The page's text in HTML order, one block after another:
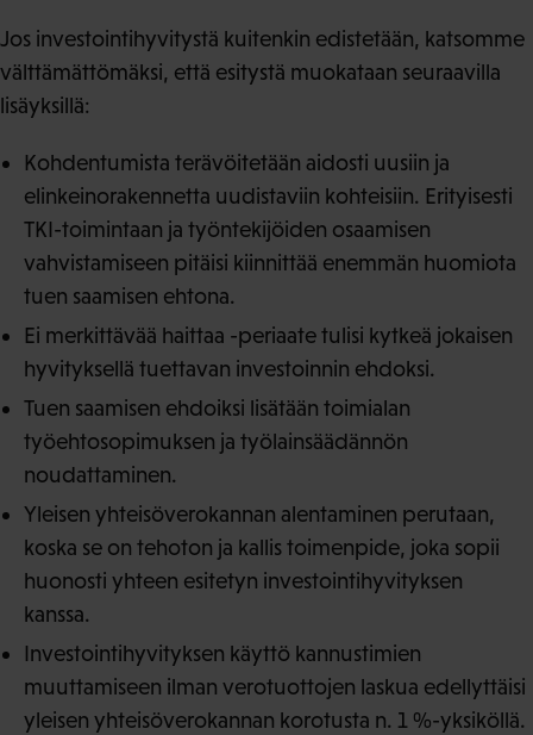
Jos investointihyvitystä kuitenkin edistetään, katsomme
välttämättömäksi, että esitystä muokataan seuraavilla
lisäyksillä:
Kohdentumista terävöitetään aidosti uusiin ja
elinkeinorakennetta uudistaviin kohteisiin. Erityisesti
TKI-toimintaan ja työntekijöiden osaamisen
vahvistamiseen pitäisi kiinnittää enemmän huomiota
tuen saamisen ehtona.
Ei merkittävää haittaa -periaate tulisi kytkeä jokaisen
hyvityksellä tuettavan investoinnin ehdoksi.
Tuen saamisen ehdoiksi lisätään toimialan
työehtosopimuksen ja työlainsäädännön
noudattaminen.
Yleisen yhteisöverokannan alentaminen perutaan,
koska se on tehoton ja kallis toimenpide, joka sopii
huonosti yhteen esitetyn investointihyvityksen
kanssa.
Investointihyvityksen käyttö kannustimien
muuttamiseen ilman verotuottojen laskua edellyttäisi
yleisen yhteisöverokannan korotusta n. 1 %-yksiköllä.